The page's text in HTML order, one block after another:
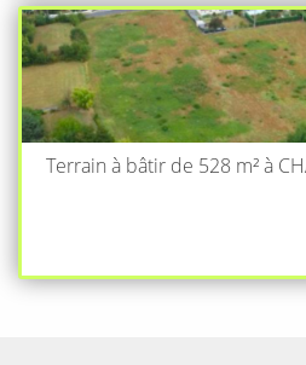
Terrain à bâtir de 528 m² à